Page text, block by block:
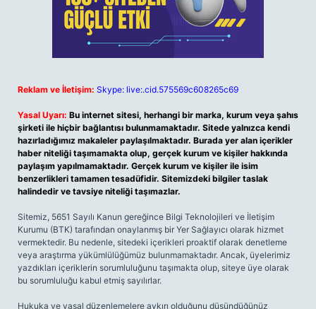
Reklam ve İletişim: Skype: live:.cid.575569c608265c69
Yasal Uyarı: Bu internet sitesi, herhangi bir marka, kurum veya şahıs
şirketi ile hiçbir bağlantısı bulunmamaktadır. Sitede yalnızca kendi
hazırladığımız makaleler paylaşılmaktadır. Burada yer alan içerikler
haber niteliği taşımamakta olup, gerçek kurum ve kişiler hakkında
paylaşım yapılmamaktadır. Gerçek kurum ve kişiler ile isim
benzerlikleri tamamen tesadüfidir. Sitemizdeki bilgiler taslak
halindedir ve tavsiye niteliği taşımazlar.
Sitemiz, 5651 Sayılı Kanun gereğince Bilgi Teknolojileri ve İletişim
Kurumu (BTK) tarafından onaylanmış bir Yer Sağlayıcı olarak hizmet
vermektedir. Bu nedenle, sitedeki içerikleri proaktif olarak denetleme
veya araştırma yükümlülüğümüz bulunmamaktadır. Ancak, üyelerimiz
yazdıkları içeriklerin sorumluluğunu taşımakta olup, siteye üye olarak
bu sorumluluğu kabul etmiş sayılırlar.
Hukuka ve yasal düzenlemelere aykırı olduğunu düşündüğünüz